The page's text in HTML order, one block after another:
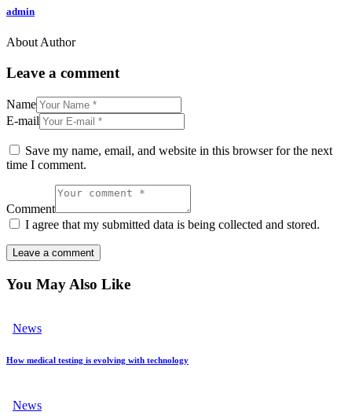
admin
About Author
Leave a comment
Name
E-mail
Save my name, email, and website in this browser for the next
time I comment.
Comment
I agree that my submitted data is being collected and stored.
You May Also Like
News
How medical testing is evolving with technology
News